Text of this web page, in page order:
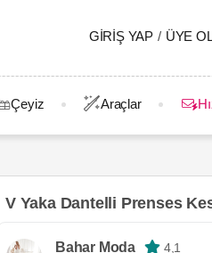
GIRIŞ YAP / ÜYE
Çeyiz Araçlar
V Yaka Dantelli Prenses
Bahar Moda 4,1